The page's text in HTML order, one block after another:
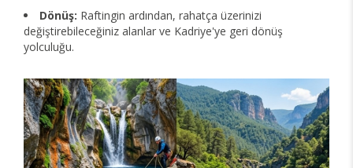
Dönüş: Raftingin ardından, rahatça üzerinizi
değiştirebileceğiniz alanlar ve Kadriye'ye geri dönüş
yolculuğu.